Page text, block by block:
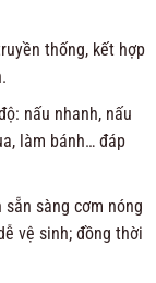
thống, kết hợp
nấu nhanh, nấu
làm bánh… đáp
sàng cơm nóng
vệ sinh; đồng thời